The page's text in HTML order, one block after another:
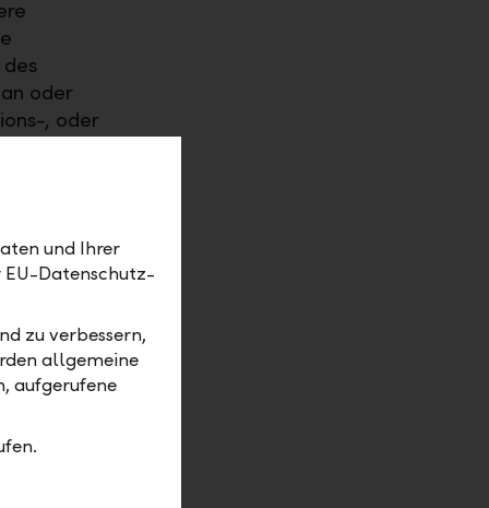
oder
, oder
übers
wir auf
Die
die
und Ihrer
EU-Datenschutz-
zu verbessern,
allgemeine
aufgerufene